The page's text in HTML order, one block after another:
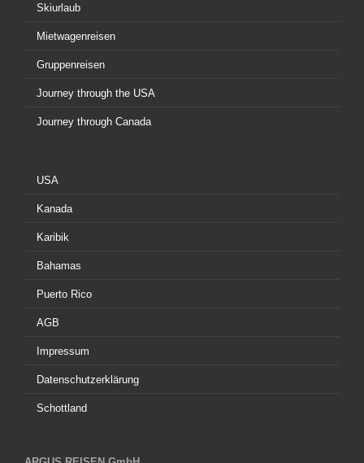
Skiurlaub
Mietwagenreisen
Gruppenreisen
Journey through the USA
Journey through Canada
USA
Kanada
Karibik
Bahamas
Puerto Rico
AGB
Impressum
Datenschutzerklärung
Schottland